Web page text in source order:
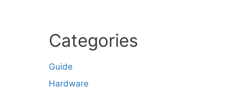
Categories
Guide
Hardware